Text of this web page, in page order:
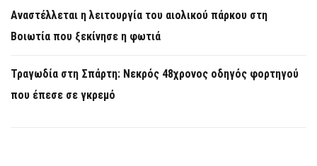
Αναστέλλεται η λειτουργία του αιολικού πάρκου στη
Βοιωτία που ξεκίνησε η φωτιά
Τραγωδία στη Σπάρτη: Νεκρός 48χρονος οδηγός φορτηγού
που έπεσε σε γκρεμό